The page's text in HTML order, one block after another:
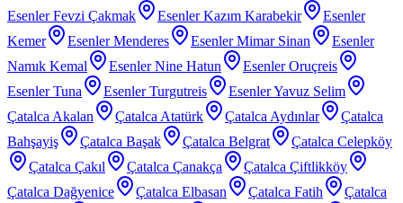
Esenler Fevzi Çakmak
Esenler Kazım Karabekir
Esenler
Kemer
Esenler Menderes Esenler Mimar Sinan
Esenler
Namık Kemal
Esenler Nine Hatun
Esenler Oruçreis
Esenler Tuna
Esenler Turgutreis
Esenler Yavuz Selim
Çatalca Akalan
Çatalca Atatürk Çatalca Aydınlar
Çatalca
Bahşayiş
Çatalca Başak Çatalca Belgrat
Çatalca Celepköy
Çatalca Çakıl
Çatalca Çanakça
Çatalca Çiftlikköy
Çatalca Dağyenice
Çatalca Elbasan Çatalca Fatih
Çatalca